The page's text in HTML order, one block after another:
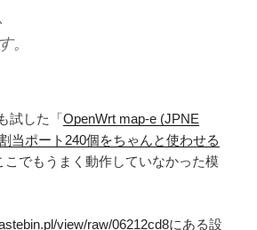
。
試した「OpenWrt map-e (JPNE
当ポート240個をちゃんと使わせる
こでもうまく動作していなかった模
view/raw/06212cd8にある設